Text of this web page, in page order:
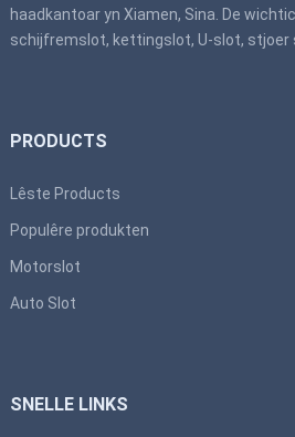
haadkantoar yn Xiamen, Sina. De
schijfremslot, kettingslot, U-slot, stjoer
PRODUCTS
Lêste Products
Populêre produkten
Motorslot
Auto Slot
SNELLE LINKS